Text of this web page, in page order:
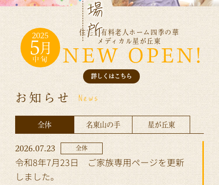
場所
住宅型有料老人ホーム四季の華
メディカル星が丘東
NEW OPEN!
詳しくはこちら
お知らせ News
全体 名東山の手 星が丘東
2026.07.23 全体
令和8年7月23日 ご家族専用ページを更新
しました。